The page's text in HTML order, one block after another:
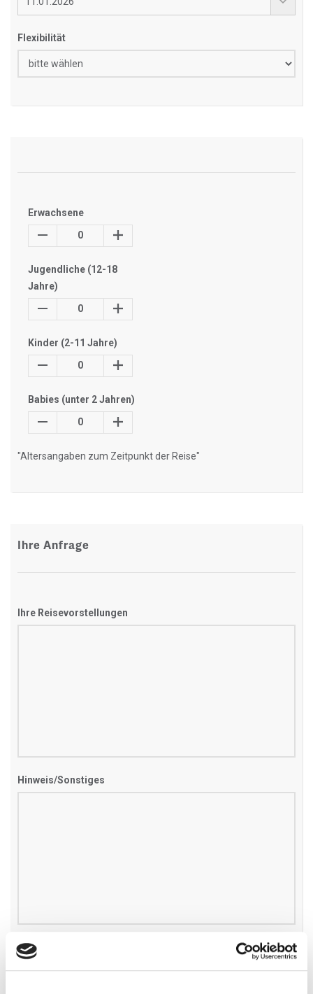
Flexibilität
Erwachsene
0
Jugendliche (12-18
Jahre)
0
Kinder (2-11 Jahre)
0
Babies (unter 2 Jahren)
0
"Altersangaben zum Zeitpunkt der Reise"
Ihre Anfrage
Ihre Reisevorstellungen
Hinweis/Sonstiges